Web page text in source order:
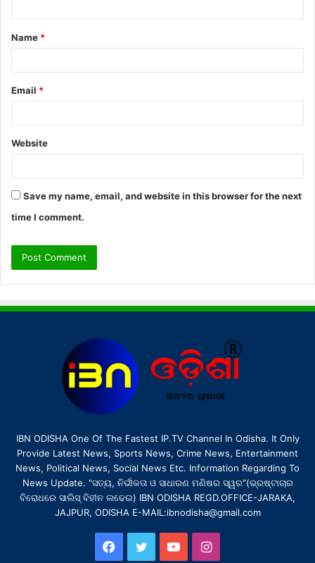
t
*
Name *
Email *
Website
Save my name, email, and website in this browser for the next
time I comment.
IBN ODISHA One Of The Fastest IP.TV Channel In Odisha. It Only
Provide Latest News, Sports News, Crime News, Entertainment
News, Political News, Social News Etc. Information Regarding To
News Update. "ସତ୍ୟ, ନିର୍ଭୀକତା ଓ ସାଧାରଣ ମଣିଷର ସ୍ୱର"(ଭ୍ରଷ୍ଟାଚାର
ବିରୋଧରେ ସାଲିସ୍ ବିହୀନ ଲଢେଇ) IBN ODISHA REGD.OFFICE-JARAKA,
JAJPUR, ODISHA E-MAIL:ibnodisha@gmail.com
Facebook
TwitterYouTubeInstagram